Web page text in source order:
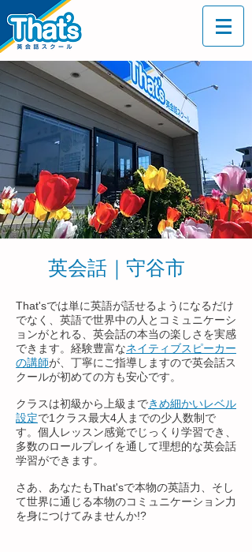
英会話｜守谷市
That'sでは単に英語が話せるようになるだけ
でなく、英語で世界中の人とコミュニケーシ
ョンがとれる、英会話の本当の楽しさを実感
できます。経験豊富なネイティブスピーカー
の講師が、丁寧にご指導しますので英会話ス
クールが初めての方も安心です。
クラスは初級から上級まできめ細かいレベル
設定で1クラス最大4人までの少人数制で
す。個人レッスン感覚でじっくり学習でき、
多数のロールプレイを通して理想的な英会話
学習ができます。
さあ、あなたもThat'sで本物の英語力、そし
て世界に通じる本物のコミュニケーション力
を身につけてみませんか!?